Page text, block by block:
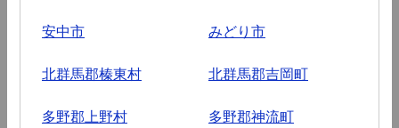
安中市 みどり市
北群馬郡榛東村 北群馬郡吉岡町
多野郡上野村 多野郡神流町